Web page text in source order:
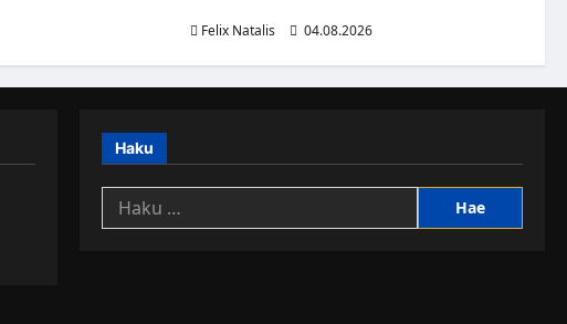
Felix Natalis
04.08.2026
Haku
Haku: